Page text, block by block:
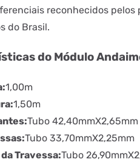
reconhecidos
do Brasil.
do Módulo
1,00m
1,50m
Tubo 42,40mmX2,65mm
Tubo 33,70mmX2,25mm
Travessa:Tubo